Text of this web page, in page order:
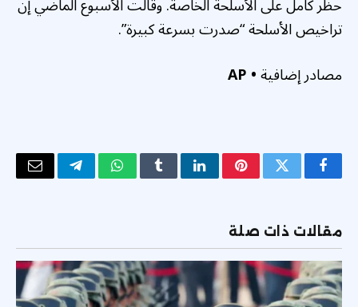
تراخيص الأسلحة “صدرت بسرعة كبيرة”.
مصادر إضافية• AP
فيسبوكتويتر بينتيريستلينكدإنTumblrواتسابتيلقرامالبريد
مقالات ذات صلة